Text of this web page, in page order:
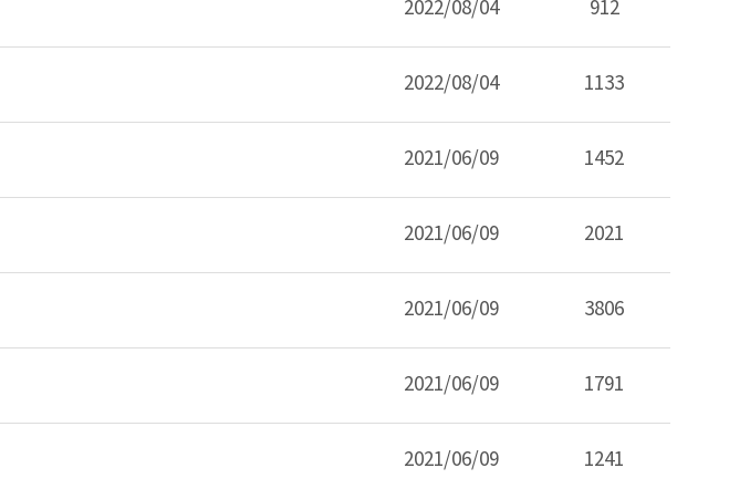
2022/08/04 912
2022/08/04 1133
2021/06/09 1452
2021/06/09 2021
2021/06/09 3806
2021/06/09 1791
2021/06/09 1241